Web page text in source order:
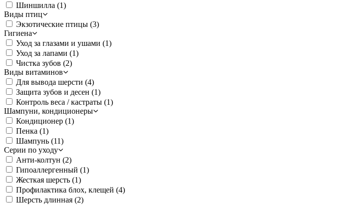
Шиншилла (1)
Виды птиц
Экзотические птицы (3)
Гигиена
Уход за глазами и ушами (1)
Уход за лапами (1)
Чистка зубов (2)
Виды витаминов
Для вывода шерсти (4)
Защита зубов и десен (1)
Контроль веса / кастраты (1)
Шампуни, кондиционеры
Кондиционер (1)
Пенка (1)
Шампунь (11)
Серии по уходу
Анти-колтун (2)
Гипоаллергенный (1)
Жесткая шерсть (1)
Профилактика блох, клещей (4)
Шерсть длинная (2)